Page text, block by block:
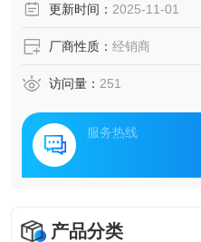
更新时间： 2025-11-01
厂商性质： 经销商
访问量： 251
服务热线
产品分类